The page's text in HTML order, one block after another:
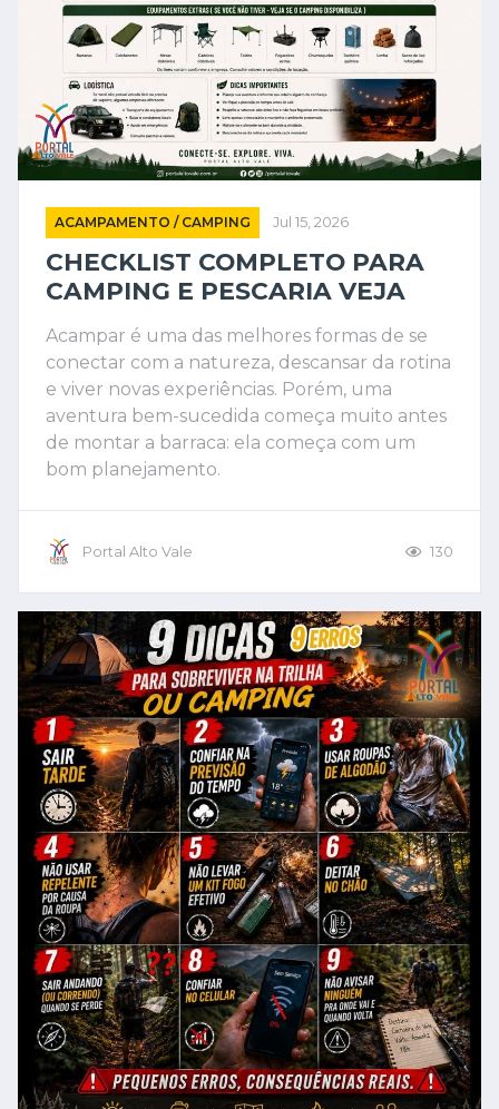
ACAMPAMENTO / CAMPING Jul 15, 2026
CHECKLIST COMPLETO PARA
CAMPING E PESCARIA VEJA
Acampar é uma das melhores formas de se
conectar com a natureza, descansar da rotina
e viver novas experiências. Porém, uma
aventura bem-sucedida começa muito antes
de montar a barraca: ela começa com um
bom planejamento.
Portal Alto Vale 130